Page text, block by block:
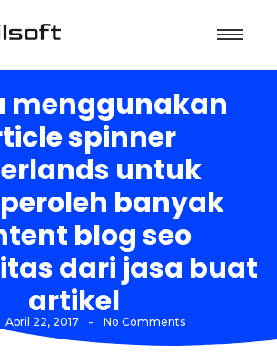
menggunakan
spinner
untuk
banyak
blog seo
dari jasa buat
artikel
April 22, 2017 - No Comments